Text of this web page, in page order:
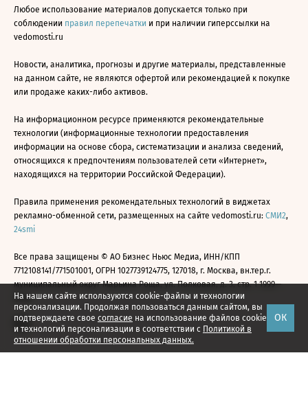
На нашем сайте используются cookie-файлы и технологии
персонализации. Продолжая пользоваться данным сайтом, вы
подтверждаете свое согласие на использование файлов cookie
и технологий персонализации в соответствии с Политикой в
отношении обработки персональных данных.
ОК
Любое использование материалов допускается только при
соблюдении правил перепечатки и при наличии гиперссылки на
vedomosti.ru
Новости, аналитика, прогнозы и другие материалы, представленные
на данном сайте, не являются офертой или рекомендацией к покупке
или продаже каких-либо активов.
На информационном ресурсе применяются рекомендательные
технологии (информационные технологии предоставления
информации на основе сбора, систематизации и анализа сведений,
относящихся к предпочтениям пользователей сети «Интернет»,
находящихся на территории Российской Федерации).
Правила применения рекомендательных технологий в виджетах
рекламно-обменной сети, размещенных на сайте vedomosti.ru: СМИ2,
24smi
Все права защищены © АО Бизнес Ньюс Медиа, ИНН/КПП
7712108141/771501001, ОГРН 1027739124775, 127018, г. Москва, вн.тер.г.
муниципальный округ Марьина Роща, ул. Полковая, д. 3, стр. 1 1999—
2026